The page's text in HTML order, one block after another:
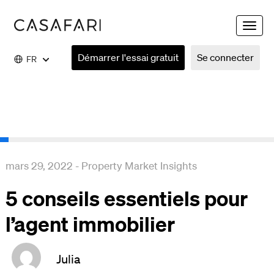
Toggle
FR Se connecter
Démarrer l'essai gratuit
mars 29, 2022 - Property Market Insights
5 conseils essentiels pour
l’agent immobilier
Julia